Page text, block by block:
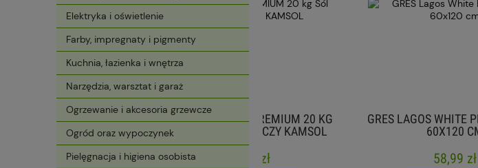
Elektryka i oświetlenie
Farby, impregnaty i pigmenty
Kuchnia, łazienka i wnętrza
Narzędzia, warsztat i garaż
Ogrzewanie i akcesoria grzewcze
Ogród oraz wypoczynek
Pielęgnacja i higiena osobista
TABLETKI SOLNE PREMIUM 20 KG
SÓL DO ZMIĘKCZACZY KAMSOL
47,99 zł
GRES LAGOS WHITE PERLA STANIN